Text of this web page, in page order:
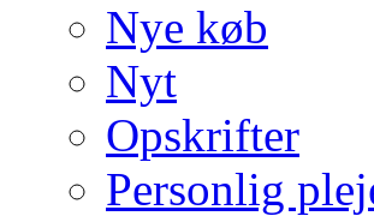
Nye køb
Nyt
Opskrifter
Personlig